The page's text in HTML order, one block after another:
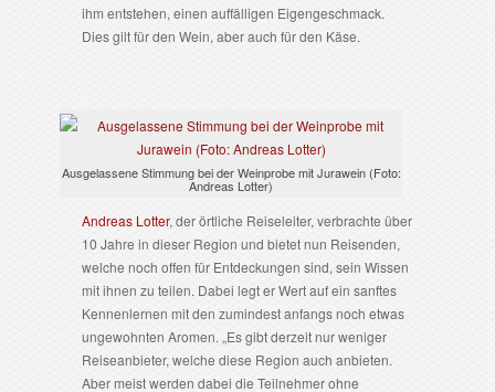
ihm entstehen, einen auffälligen Eigengeschmack.
Dies gilt für den Wein, aber auch für den Käse.
Ausgelassene Stimmung bei der Weinprobe mit Jurawein (Foto:
Andreas Lotter)
Andreas Lotter, der örtliche Reiseleiter, verbrachte über
10 Jahre in dieser Region und bietet nun Reisenden,
welche noch offen für Entdeckungen sind, sein Wissen
mit ihnen zu teilen. Dabei legt er Wert auf ein sanftes
Kennenlernen mit den zumindest anfangs noch etwas
ungewohnten Aromen. „Es gibt derzeit nur weniger
Reiseanbieter, welche diese Region auch anbieten.
Aber meist werden dabei die Teilnehmer ohne